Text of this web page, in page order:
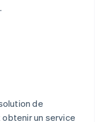
de
un service